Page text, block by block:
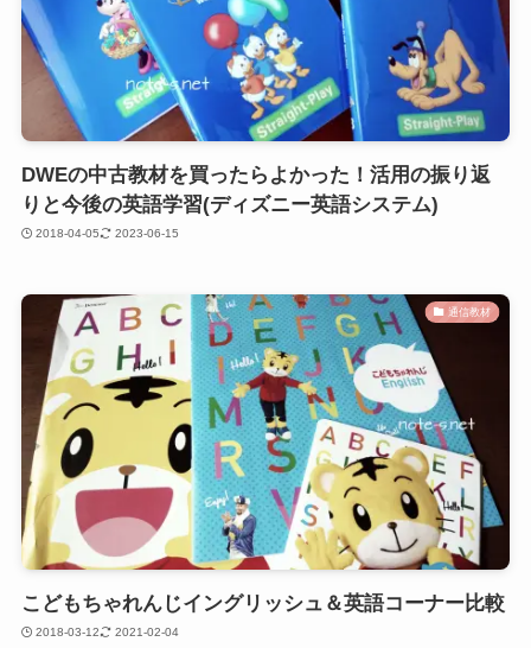
DWEの中古教材を買ったらよかった！活用の振り返
りと今後の英語学習(ディズニー英語システム)
2018-04-05 2023-06-15
通信教材
こどもちゃれんじイングリッシュ＆英語コーナー比較
2018-03-12 2021-02-04